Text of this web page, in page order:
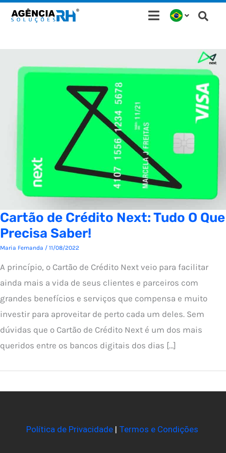
para
Cartão de Crédito Next: Tudo O Que
Precisa Saber!
Maria Fernanda / 11/08/2022
A princípio, o Cartão de Crédito Next veio para facilitar
ainda mais a vida de seus clientes e parceiros com
grandes benefícios e serviços que compensa e muito
investir para aproveitar de perto cada um deles. Sem
dúvidas que o Cartão de Crédito Next é um dos mais
queridos entre os bancos digitais dos dias […]
Política de Privacidade| Termos e Condições